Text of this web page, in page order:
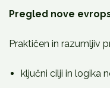
Pregled nove
Praktičen in razumljiv
ključni cilji in logika